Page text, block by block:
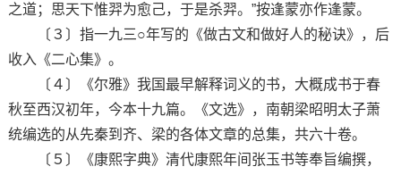
之道；思天下惟羿为愈己，于是杀羿。”按逢蒙亦作逢蒙。
〔３〕指一九三○年写的《做古文和做好人的秘诀》，后
收入《二心集》。
〔４〕《尔雅》我国最早解释词义的书，大概成书于春
秋至西汉初年，今本十九篇。《文选》，南朝梁昭明太子萧
统编选的从先秦到齐、梁的各体文章的总集，共六十卷。
〔５〕《康熙字典》清代康熙年间张玉书等奉旨编撰，